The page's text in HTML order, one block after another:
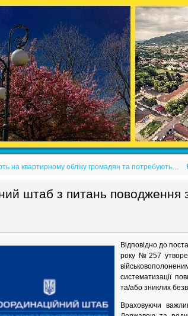
на квартирному обліку громадян та потребують…
штаб з питань поводження
Відповідно до
року №257
систематизації
та/або зниклих
Враховуючи